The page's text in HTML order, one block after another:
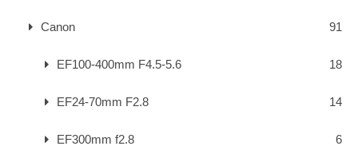
Canon 91
EF100-400mm F4.5-5.6 18
EF24-70mm F2.8 14
EF300mm f2.8 6